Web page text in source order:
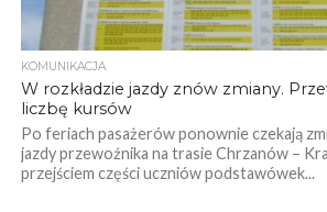
KOMUNIKACJA
W rozkładzie jazdy znów zmiany.
liczbę kursów
Po feriach pasażerów ponownie czekają
jazdy przewoźnika na trasie Chrzanów –
przejściem części uczniów podstawówek...